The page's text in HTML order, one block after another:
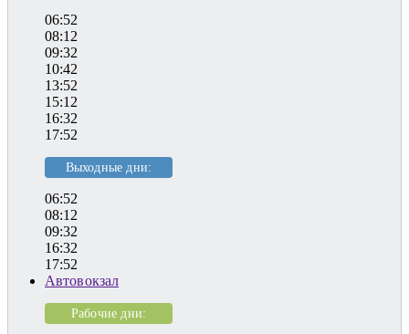
06:52
08:12
09:32
10:42
13:52
15:12
16:32
17:52
Выходные дни:
06:52
08:12
09:32
16:32
17:52
Автовокзал
Рабочие дни: